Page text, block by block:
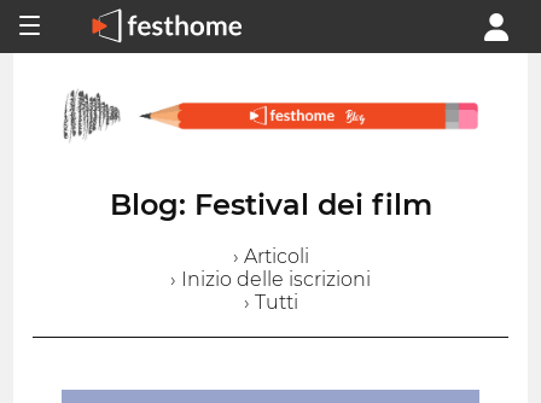
Blog: Festival dei film
› Articoli
› Inizio delle iscrizioni
› Tutti